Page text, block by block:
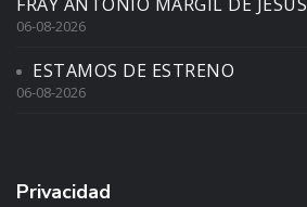
06-08-2026
ESTAMOS DE ESTRENO
06-08-2026
Privacidad